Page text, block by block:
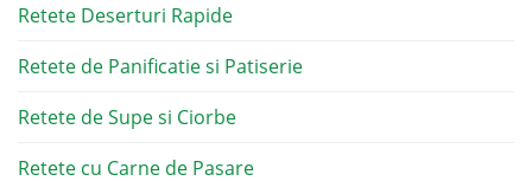
Retete Deserturi Rapide
Retete de Panificatie si Patiserie
Retete de Supe si Ciorbe
Retete cu Carne de Pasare